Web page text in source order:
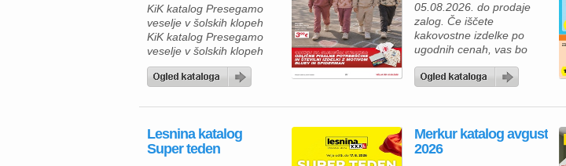
KiK katalog Presegamo
veselje v šolskih klopeh
KiK katalog Presegamo
veselje v šolskih klopeh
vlja od 10.8.2026. do
prodaje zalog. V novem
čakajo udobna in cenovno
za otroke in odrasle, ki
združujejo praktičnost,
05.08.2026. do prodaje
zalog. Če iščete
kakovostne izdelke po
ugodnih cenah, vas bo
zagotovo navdušila. Med
uporabo najdete številne
pijače, izdelke za dom in
gospodinjstvo ter
Lesnina katalog
Super teden
Merkur katalog avgust
2026